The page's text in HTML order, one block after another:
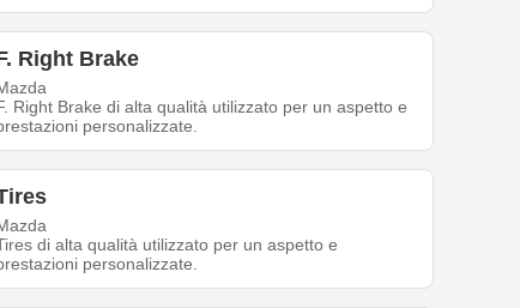
Right Brake
Right Brake di alta qualità utilizzato per un aspetto e
personalizzate.
di alta qualità utilizzato per un aspetto e
personalizzate.